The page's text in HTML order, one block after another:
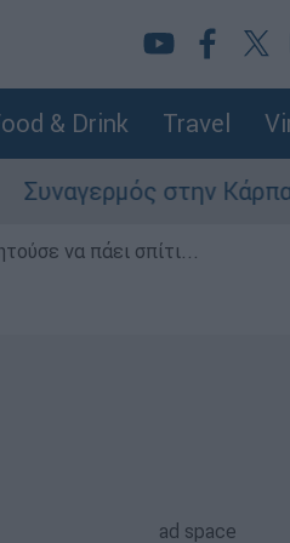
& Drink Travel
στην Κάρπαθο:
να πάει σπίτι...